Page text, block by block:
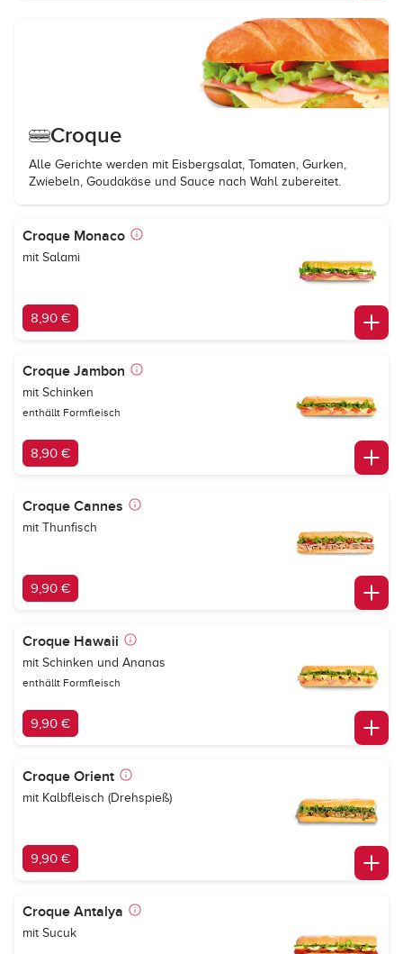
Croque
Alle Gerichte werden mit Eisbergsalat, Tomaten, Gurken,
Zwiebeln, Goudakäse und Sauce nach Wahl zubereitet.
Croque Monaco
mit Salami
8,90 €
Croque Jambon
mit Schinken
enthällt Formfleisch
8,90 €
Croque Cannes
mit Thunfisch
9,90 €
Croque Hawaii
mit Schinken und Ananas
enthällt Formfleisch
9,90 €
Croque Orient
mit Kalbfleisch (Drehspieß)
9,90 €
Croque Antalya
mit Sucuk